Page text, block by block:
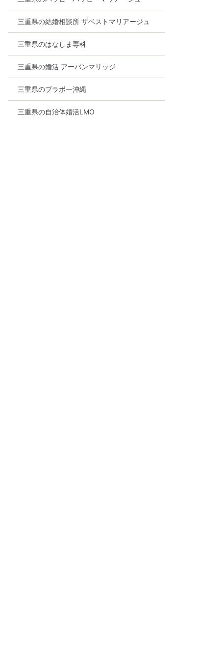
も
45
場
も
45
場
三重県の結婚相談所 ザベストマリアージュ
三重県のはなしま専科
三重県の婚活 アーバンマリッジ
三重県のブラボー沖縄
三重県の自治体婚活LMO